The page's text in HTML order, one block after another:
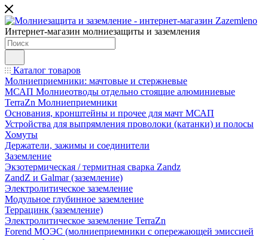
Интернет-магазин молниезащиты и заземления
Каталог товаров
Молниеприемники: мачтовые и стержневые
МСАП Молниеотводы отдельно стоящие алюминиевые
TerraZn Молниеприемники
Основания, кронштейны и прочее для мачт МСАП
Устройства для выпрямления проволоки (катанки) и полосы
Хомуты
Держатели, зажимы и соединители
Заземление
Экзотермическая / термитная сварка Zandz
ZandZ и Galmar (заземление)
Электролитическое заземление
Модульное глубинное заземление
Террацинк (заземление)
Электролитическое заземление TerraZn
Forend МОЭС (молниеприемники с опережающей эмиссией